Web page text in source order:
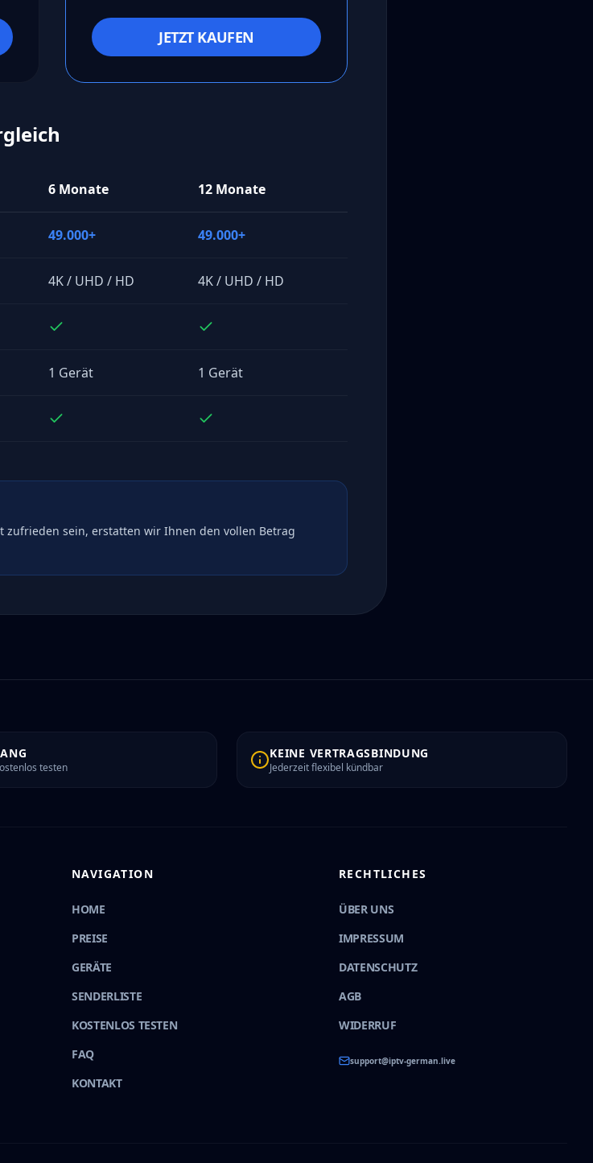
JETZT KAUFEN
6 Monate 12 Monate
49.000+ 49.000+
4K / UHD / HD 4K / UHD / HD
1 Gerät 1 Gerät
zufrieden sein, erstatten wir Ihnen den vollen Betrag
testen
KEINE VERTRAGSBINDUNG
Jederzeit flexibel kündbar
NAVIGATION
HOME
PREISE
GERÄTE
SENDERLISTE
KOSTENLOS TESTEN
FAQ
KONTAKT
RECHTLICHES
ÜBER UNS
IMPRESSUM
DATENSCHUTZ
AGB
WIDERRUF
support@iptv-german.live